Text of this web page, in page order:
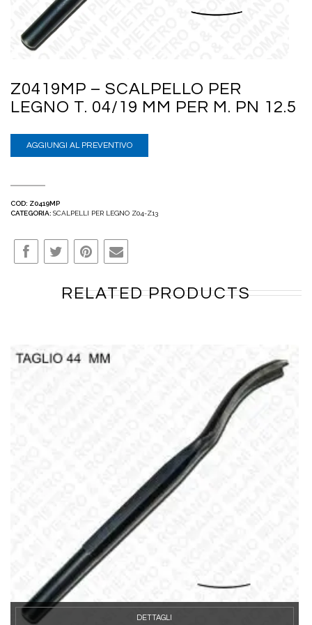
Z0419MP – SCALPELLO PER
LEGNO T. 04/19 MM PER M. PN 12.5
AGGIUNGI AL PREVENTIVO
COD: Z0419MP
CATEGORIA: SCALPELLI PER LEGNO Z04-Z13
RELATED PRODUCTS
DETTAGLI